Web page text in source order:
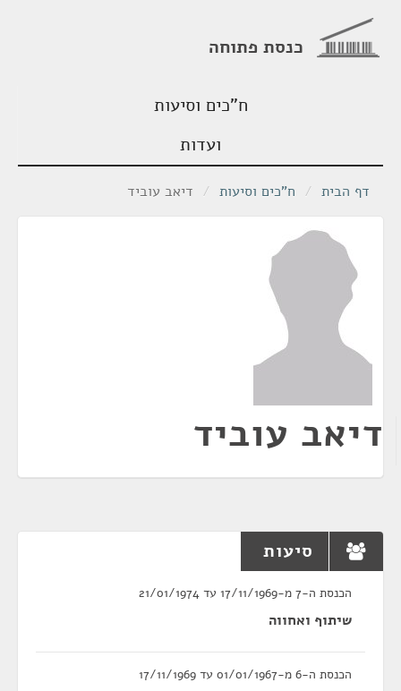
כנסת פתוחה
ח"כים וסיעות
ועדות
דף הבית / ח"כים וסיעות / דיאב עוביד
דיאב עוביד
סיעות
הכנסת ה-7 מ-17/11/1969 עד 21/01/1974
שיתוף ואחווה
הכנסת ה-6 מ-01/01/1967 עד 17/11/1969